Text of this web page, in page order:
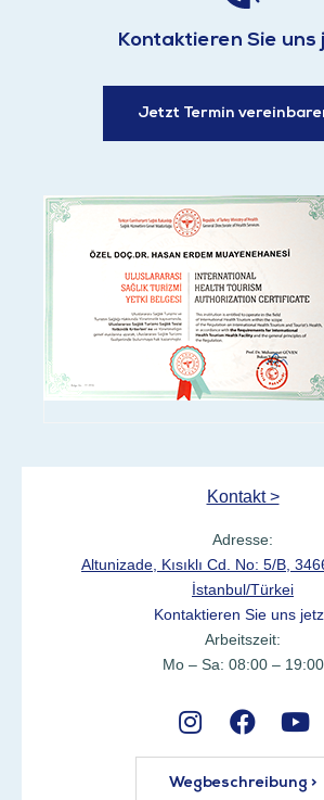
Kontaktieren Sie uns
Jetzt Termin
Kontakt >
Adresse:
Altunizade, Kısıklı Cd. No: 5/B,
İstanbul/Türkei
Kontaktieren Sie uns
Arbeitszeit:
Mo – Sa: 08:00 – 19:00
Wegbeschreibung >